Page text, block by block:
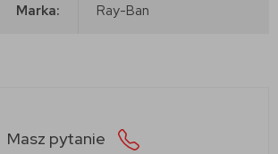
Marka: Ray-Ban
Masz pytanie